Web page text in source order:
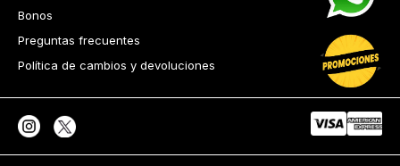
Bonos
Preguntas frecuentes
Política de cambios y devoluciones